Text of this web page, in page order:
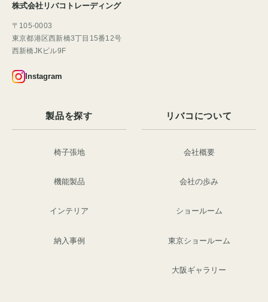
株式会社リバコトレーディング
〒105-0003
東京都港区西新橋3丁目15番12号
西新橋JKビル9F
Instagram
製品を探す
椅子張地
機能製品
インテリア
納入事例
リバコについて
会社概要
会社の歩み
ショールーム
東京ショールーム
大阪ギャラリー